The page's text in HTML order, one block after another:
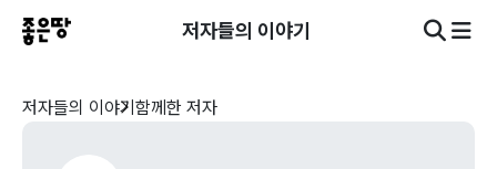
저자들의 이야기
저자들의 이야기 함께한 저자